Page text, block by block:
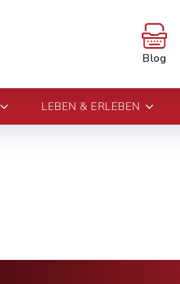
Blog
LEBEN & ERLEBEN